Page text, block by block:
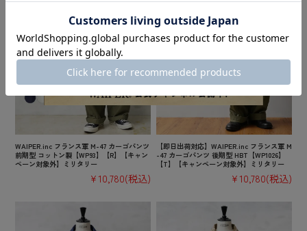
WAIPER.inc フランス軍 M-47 カーゴパンツ
前期型 コットン製【WP93】【R】【キャン
ペーン対象外】ミリタリー
¥10,780(税込)
【即日出荷対応】WAIPER.inc フランス軍 M
-47 カーゴパンツ 後期型 HBT【WP1026】
【T】【キャンペーン対象外】ミリタリー
¥10,780(税込)